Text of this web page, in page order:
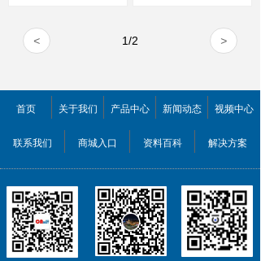
< >
1/2
首页 关于我们 产品中心 新闻动态 视频中心
联系我们 商城入口 资料百科 解决方案